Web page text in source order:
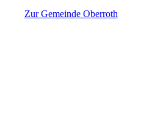
Zur Gemeinde Oberroth